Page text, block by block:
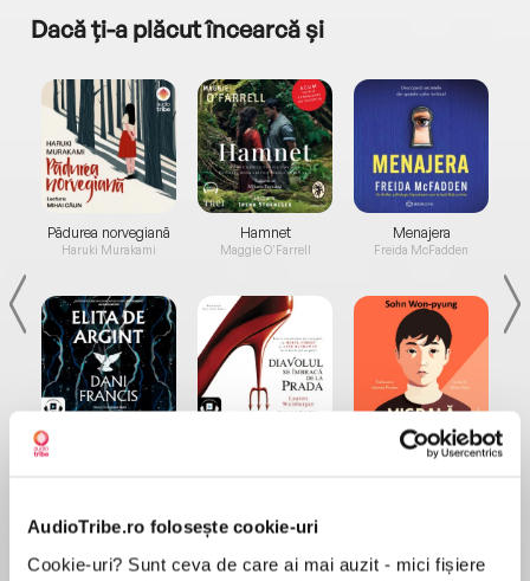
AudioTribe.ro folosește cookie-uri
Cookie-uri? Sunt ceva de care ai mai auzit - mici fișiere
Dacă ți-a plăcut încearcă și
Pădurea norvegiană
Haruki Murakami
Elita de Argint (Elita
Hamnet
Maggie O'Farrell
Menajera
Freida McFadden
Migdală